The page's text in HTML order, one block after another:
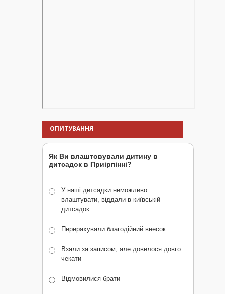
ОПИТУВАННЯ
Як Ви влаштовували дитину в
дитсадок в Приірпінні?
У наші дитсадки неможливо
влаштувати, віддали в київській
дитсадок
Перерахували благодійний внесок
Взяли за записом, але довелося довго
чекати
Відмовилися брати